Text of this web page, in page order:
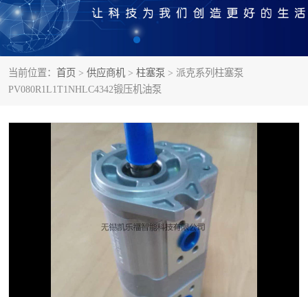
当前位置： 首页 > 供应商机 > 柱塞泵 > 派克系列柱塞泵
PV080R1L1T1NHLC4342锻压机油泵
风冷式油冷却器 叶片泵
液压马达
柱塞泵 方向阀
电机
列管式油冷却器